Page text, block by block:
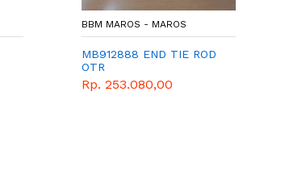
BBM MAROS - MAROS
MB912888 END TIE ROD
OTR
Rp. 253.080,00